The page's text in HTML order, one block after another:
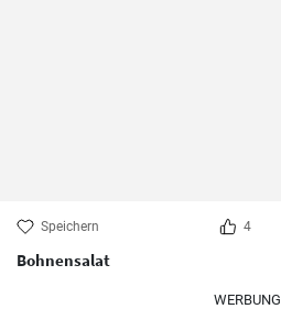
Speichern 4
Bohnensalat
WERBUNG